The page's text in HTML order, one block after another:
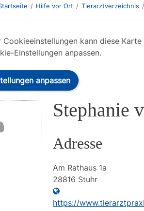
/ Hilfe vor Ort / Tierarztverzeichnis /
Cookieeinstellungen kann diese
Einstellungen anpassen.
anpassen
Stephanie
Adresse
Am Rathaus 1a
28816 Stuhr
https://